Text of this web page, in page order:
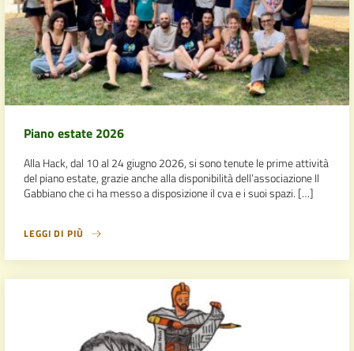
Piano estate 2026
Alla Hack, dal 10 al 24 giugno 2026, si sono tenute le prime attività
del piano estate, grazie anche alla disponibilità dell’associazione Il
Gabbiano che ci ha messo a disposizione il cva e i suoi spazi. […]
LEGGI DI PIÙ